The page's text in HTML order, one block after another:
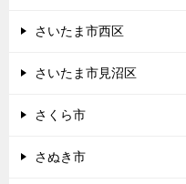
さいたま市西区
さいたま市見沼区
さくら市
さぬき市